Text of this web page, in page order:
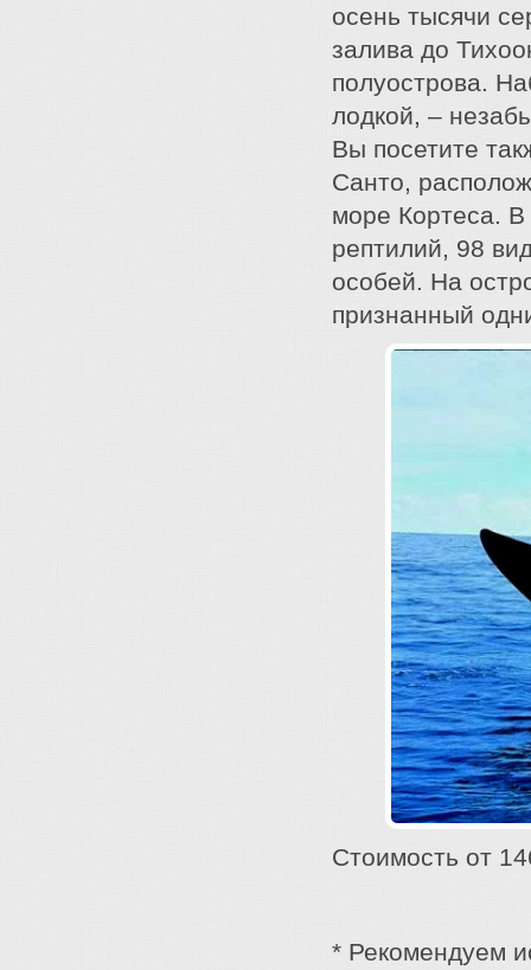
осень тысячи
залива до
полуострова.
лодкой, –
Вы посетите
Санто,
море Кортеса. В
рептилий, 98
особей. На
признанный
Стоимость от
* Рекомендуем